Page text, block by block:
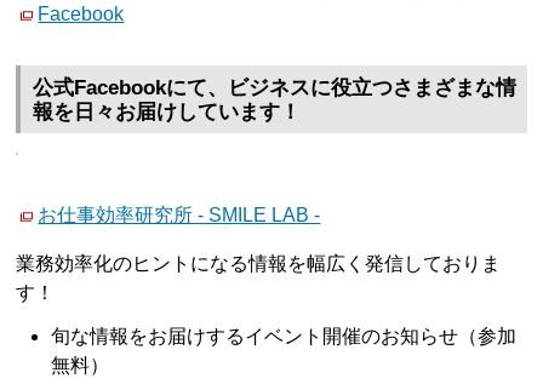
Facebook
公式Facebookにて、ビジネスに役立つさまざまな情
報を日々お届けしています！
お仕事効率研究所 - SMILE LAB -
業務効率化のヒントになる情報を幅広く発信しておりま
す！
旬な情報をお届けするイベント開催のお知らせ（参加
無料）